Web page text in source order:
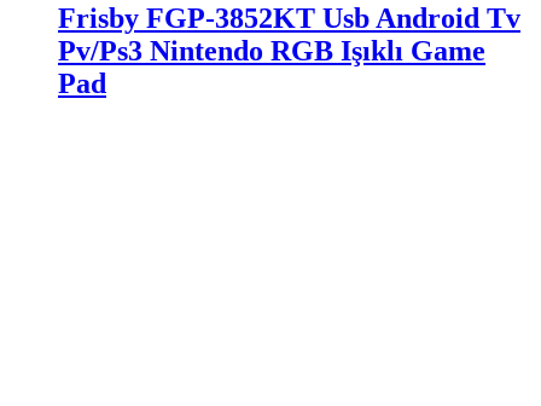
Frisby FGP-3852KT Usb Android Tv
Pv/Ps3 Nintendo RGB Işıklı Game
Pad